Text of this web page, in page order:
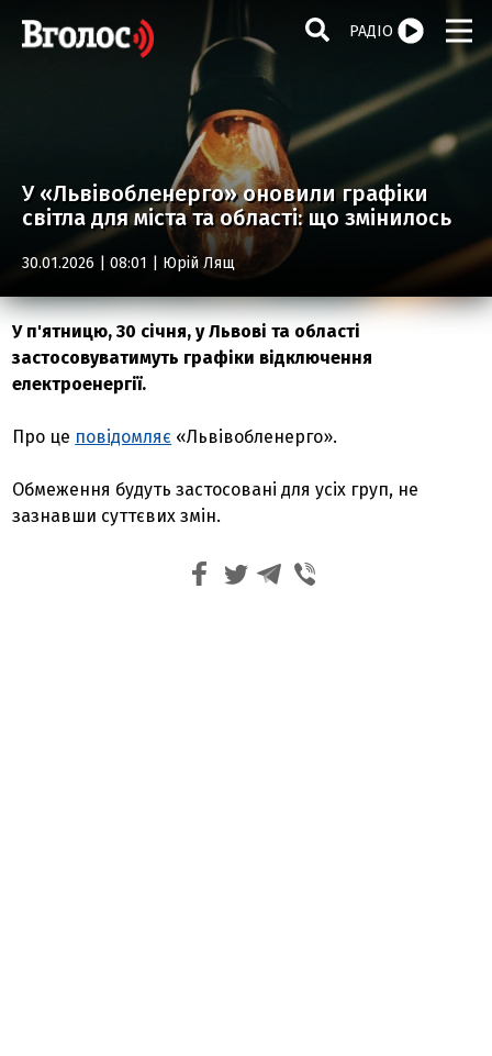
РАДІО
У «Львівобленерго» оновили графіки
світла для міста та області: що змінилось
30.01.2026 | 08:01 | Юрій Лящ
У п'ятницю, 30 січня, у Львові та області
застосовуватимуть графіки відключення
електроенергії.
Про це повідомляє «Львівобленерго».
Обмеження будуть застосовані для усіх груп, не
зазнавши суттєвих змін.